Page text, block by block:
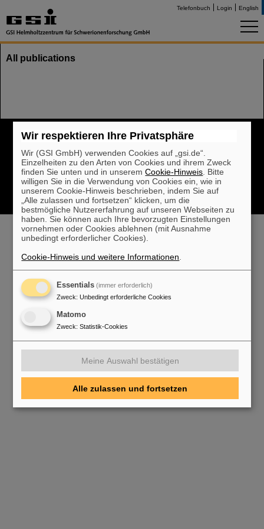
Telefonbuch Login English
All publications
Cookie Einstellungen Cookie-Hinweise
Sitemap
Urheberrecht
Erklärung zur Barrierefreiheit
Wir respektieren Ihre Privatsphäre
Wir (GSI GmbH) verwenden Cookies auf „gsi.de“.
Einzelheiten zu den Arten von Cookies und ihrem Zweck
finden Sie unten und in unseremCookie-Hinweis . Bitte
willigen Sie in die Verwendung von Cookies ein, wie in
unserem Cookie-Hinweis beschrieben, indem Sie auf
„Alle zulassen und fortsetzen“ klicken, um die
bestmögliche Nutzererfahrung auf unseren Webseiten zu
haben. Sie können auch Ihre bevorzugten Einstellungen
vornehmen oder Cookies ablehnen (mit Ausnahme
unbedingt erforderlicher Cookies).
Cookie-Hinweis und weitere Informationen
Essentials (immer erforderlich)
Zweck: Unbedingt erforderliche Cookies
Matomo
Zweck: Statistik-Cookies
Meine Auswahl bestätigen
Alle zulassen und fortsetzen